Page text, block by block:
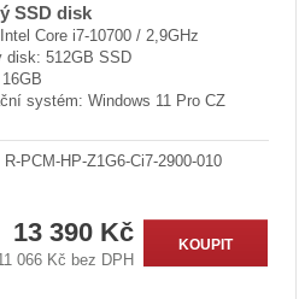
SSD disk
Core i7-10700 / 2,9GHz
disk: 512GB SSD
systém: Windows 11 Pro CZ
R-PCM-HP-Z1G6-Ci7-2900-010
13 390 Kč
066 Kč bez DPH
KOUPIT